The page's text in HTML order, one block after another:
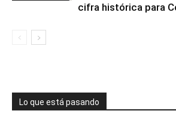
cifra histórica para
Lo que está pasando